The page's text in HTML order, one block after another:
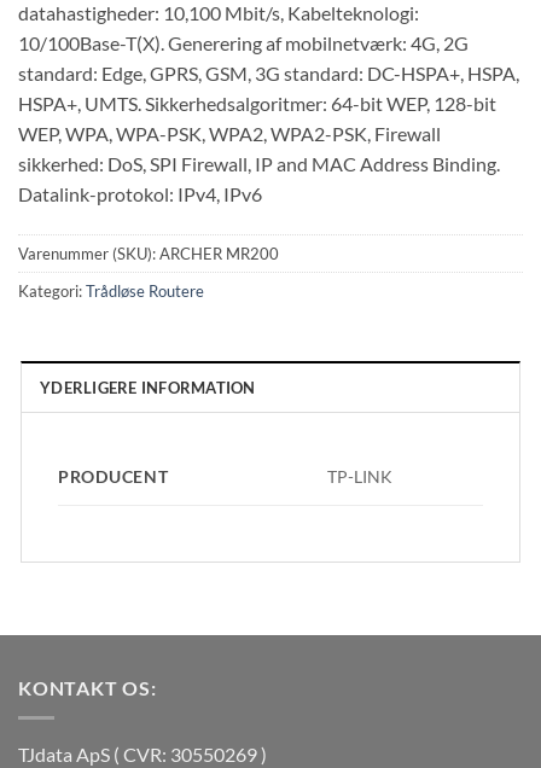
datahastigheder: 10,100 Mbit/s, Kabelteknologi:
10/100Base-T(X). Generering af mobilnetværk: 4G, 2G
standard: Edge, GPRS, GSM, 3G standard: DC-HSPA+, HSPA,
HSPA+, UMTS. Sikkerhedsalgoritmer: 64-bit WEP, 128-bit
WEP, WPA, WPA-PSK, WPA2, WPA2-PSK, Firewall
sikkerhed: DoS, SPI Firewall, IP and MAC Address Binding.
Datalink-protokol: IPv4, IPv6
Varenummer (SKU):ARCHER MR200
Kategori:Trådløse Routere
YDERLIGERE INFORMATION
PRODUCENT TP-LINK
KONTAKT OS:
TJdata ApS ( CVR: 30550269 )